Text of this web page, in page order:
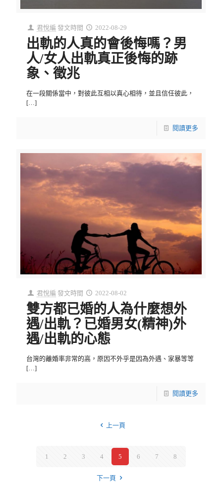
君悅編 發文時間 2022-08-29
出軌的人真的會後悔嗎？男
人/女人出軌真正後悔的跡
象、徵兆
在一段關係當中，對彼此互相以真心相待，並且信任彼此，
[…]
閱讀更多
君悅編 發文時間 2022-08-02
雙方都已婚的人為什麼想外
遇/出軌？已婚男女(精神)外
遇/出軌的心態
台灣的離婚率非常的高，原因不外乎是因為外遇、家暴等等
[…]
閱讀更多
上一頁
1 2 3 4 5 6 7 8
下一頁